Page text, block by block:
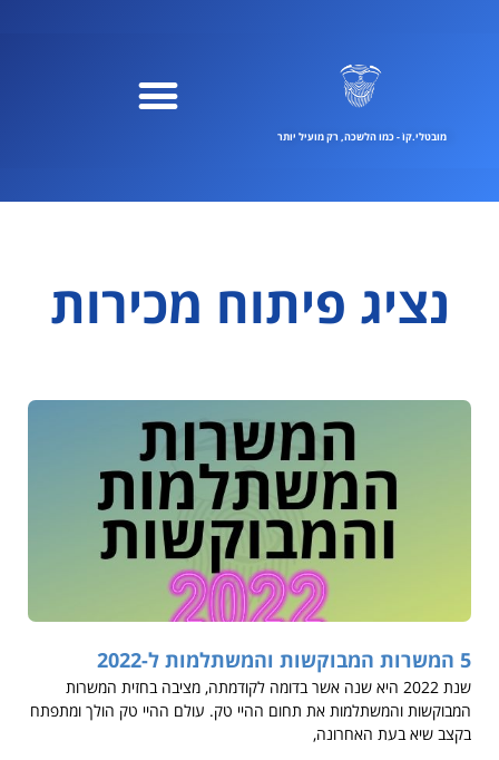
מובטלי.קוֹ - כמו הלשכה, רק מועיל יותר
נציג פיתוח מכירות
5 המשרות המבוקשות והמשתלמות ל-2022
שנת 2022 היא שנה אשר בדומה לקודמתה, מציבה בחזית המשרות
המבוקשות והמשתלמות את תחום ההיי טק. עולם ההיי טק הולך ומתפתח
בקצב שיא בעת האחרונה,